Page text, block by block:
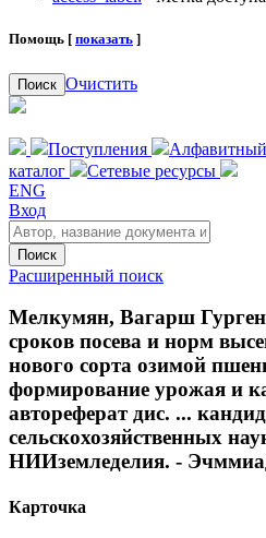
Помощь [ показать ]
Поиск Очистить
Поступления Алфавитный
каталог
Сетевые ресурсы
ENG
Вход
Поиск
Расширенный поиск
Мелкумян, Вагарш
сроков посева и норм
нового сорта озимой
формирование урожая и
автореферат дис. ...
сельскохозяйственных
НИИземледелия. -
Карточка